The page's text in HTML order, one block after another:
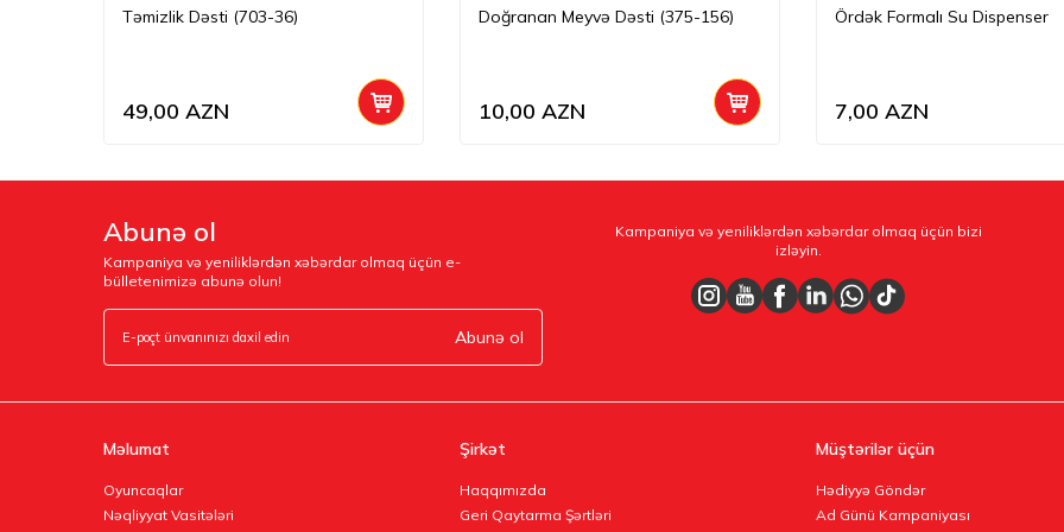
Təmizlik Dəsti (703-36)
49,00 AZN
Doğranan Meyvə Dəsti (375-156)
10,00 AZN
Ördək Formalı Su Dispenser
7,00 AZN
Abunə ol
Kampaniya və yeniliklərdən xəbərdar olmaq üçün e-
bülletenimizə abunə olun!
Abunə ol
Kampaniya və yeniliklərdən xəbərdar olmaq üçün bizi
izləyin.
Məlumat
Oyuncaqlar
Nəqliyyat Vasitələri
Şirkət
Haqqımızda
Geri Qaytarma Şərtləri
Müştərilər üçün
Hədiyyə Göndər
Ad Günü Kampaniyası